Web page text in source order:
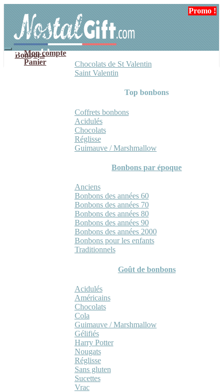
navigation
contenu
Mon compte
Panier
Bonbons
Chocolats de St Valentin
Saint Valentin
Top bonbons
Coffrets bonbons
Acidulés
Chocolats
Réglisse
Guimauve / Marshmallow
Bonbons par époque
Anciens
Bonbons des années 60
Bonbons des années 70
Bonbons des années 80
Bonbons des années 90
Bonbons des années 2000
Bonbons pour les enfants
Traditionnels
Goût de bonbons
Acidulés
Américains
Chocolats
Cola
Guimauve / Marshmallow
Gélifiés
Harry Potter
Nougats
Réglisse
Sans gluten
Sucettes
Vrac
Promo !